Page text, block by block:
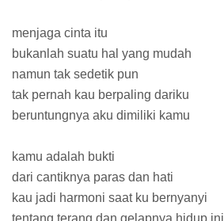
menjaga cinta itu
bukanlah suatu hal yang mudah
namun tak sedetik pun
tak pernah kau berpaling dariku
beruntungnya aku dimiliki kamu
kamu adalah bukti
dari cantiknya paras dan hati
kau jadi harmoni saat ku bernyanyi